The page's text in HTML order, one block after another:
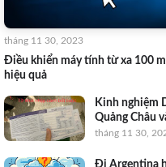
Điều khiển máy tính từ xa 100
hiệu quả
tháng 11 30, 2023
Kinh nghiệm
Quảng Châu
tháng 11 30,